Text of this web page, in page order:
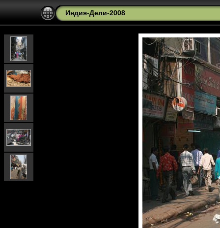
Индия-Дели-2008